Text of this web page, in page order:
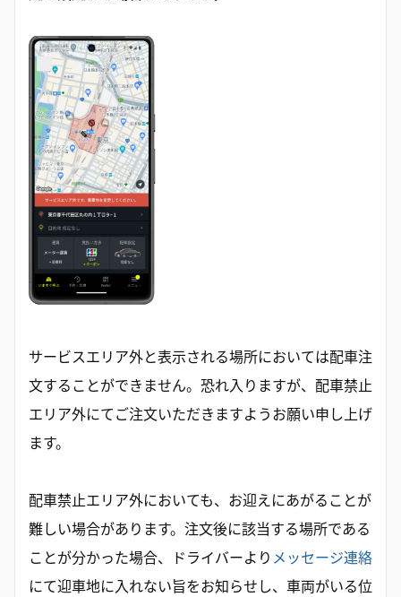
サービスエリア外と表示される場所においては配車注
文することができません。恐れ入りますが、配車禁止
エリア外にてご注文いただきますようお願い申し上げ
ます。
配車禁止エリア外においても、お迎えにあがることが
難しい場合があります。注文後に該当する場所である
ことが分かった場合、ドライバーより メッセージ連絡
にて迎車地に入れない旨をお知らせし、車両がいる位